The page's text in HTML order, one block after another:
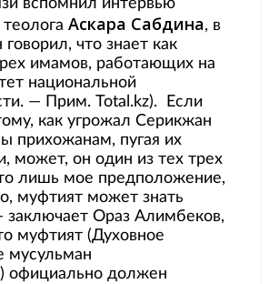
вспомнил интервью
теолога Аскара Сабдина, в
что знает как
имамов, работающих на
национальной
— Прим. Total.kz). Если
как угрожал Серикжан
прихожанам, пугая их
может, он один из тех трех
лишь мое предположение,
муфтият может знать
заключает Ораз Алимбеков,
муфтият (Духовное
мусульман
официально должен